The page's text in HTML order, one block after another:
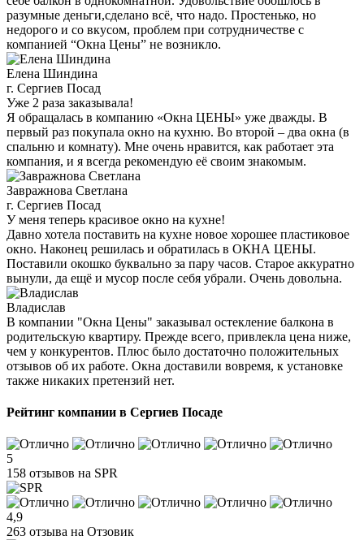
разумные деньги,сделано всё, что надо. Простенько, но
недорого и со вкусом, проблем при сотрудничестве с
компанией “Окна Цены” не возникло.
Елена Шиндина
г. Сергиев Посад
Уже 2 раза заказывала!
Я обращалась в компанию «Окна ЦЕНЫ» уже дважды. В
первый раз покупала окно на кухню. Во второй – два окна (в
спальню и комнату). Мне очень нравится, как работает эта
компания, и я всегда рекомендую её своим знакомым.
Завражнова Светлана
г. Сергиев Посад
У меня теперь красивое окно на кухне!
Давно хотела поставить на кухне новое хорошее пластиковое
окно. Наконец решилась и обратилась в ОКНА ЦЕНЫ.
Поставили окошко буквально за пару часов. Старое аккуратно
вынули, да ещё и мусор после себя убрали. Очень довольна.
Владислав
В компании "Окна Цены" заказывал остекление балкона в
родительскую квартиру. Прежде всего, привлекла цена ниже,
чем у конкурентов. Плюс было достаточно положительных
отзывов об их работе. Окна доставили вовремя, к установке
также никаких претензий нет.
Рейтинг компании в Сергиев Посаде
5
158 отзывов на SPR
4,9
263 отзыва на Отзовик